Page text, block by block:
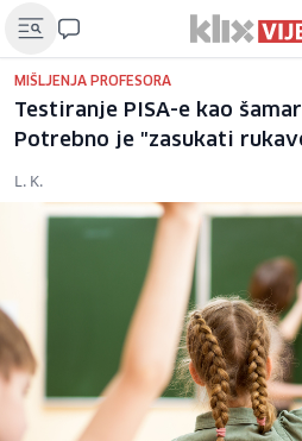
MIŠLJENJA PROFESORA
Testiranje PISA-e kao
Potrebno je "zasukati
L. K.